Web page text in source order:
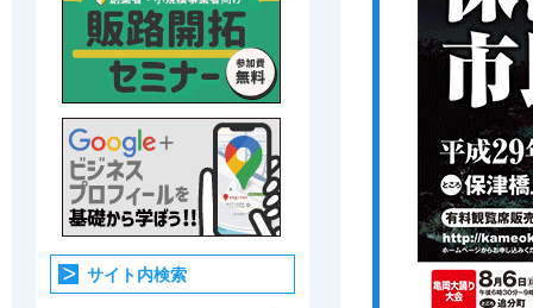
サイト内検索